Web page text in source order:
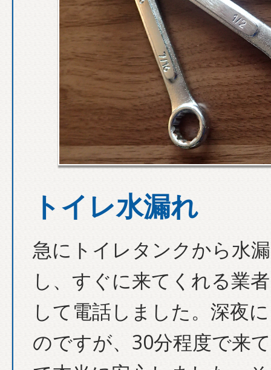
トイレ水漏れ
急にトイレタンクから水
し、すぐに来てくれる業
して電話しました。深夜
のですが、30分程度で来